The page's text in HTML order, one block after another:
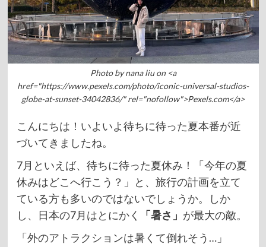
Photo by nana liu on <a
href="https://www.pexels.com/photo/iconic-universal-studios-
globe-at-sunset-34042836/" rel="nofollow">Pexels.com</a>
こんにちは！いよいよ待ちに待った夏本番が近
づいてきましたね。
7月といえば、待ちに待った夏休み！「今年の夏
休みはどこへ行こう？」と、旅行の計画を立て
ている方も多いのではないでしょうか。しか
し、日本の7月はとにかく
「暑さ」 が最大の敵。
「外のアトラクションは暑くて倒れそう…」